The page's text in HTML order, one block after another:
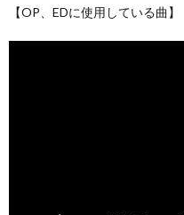
【OP、EDに使用している曲】